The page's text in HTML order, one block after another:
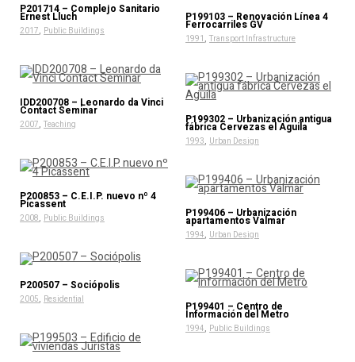
P201714 – Complejo Sanitario
Ernest Lluch
2017, Public Buildings
P199103 – Renovación Línea 4
Ferrocarriles GV
1991 , Transport Infrastructure
IDD200708 – Leonardo da Vinci
Contact Seminar
2007, Teaching P199302 – Urbanización antigua
fábrica Cervezas el Aguila
1993, Urban Design
P200853 – C.E.I.P. nuevo nº 4
Picassent
2008, Public Buildings P199406 – Urbanización
apartamentos Valmar
1994, Urban Design
P200507 – Sociópolis
2005, Residential P199401 – Centro de
Información del Metro
1994, Public Buildings